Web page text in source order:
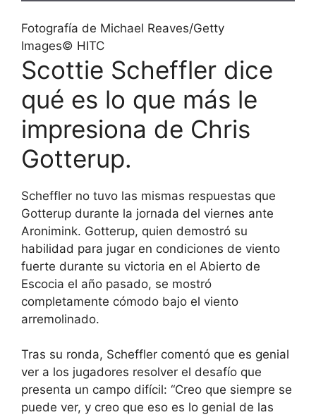
Fotografía de Michael Reaves/Getty
Images© HITC
Scottie Scheffler dice
qué es lo que más le
impresiona de Chris
Gotterup.
Scheffler no tuvo las mismas respuestas que
Gotterup durante la jornada del viernes ante
Aronimink. Gotterup, quien demostró su
habilidad para jugar en condiciones de viento
fuerte durante su victoria en el Abierto de
Escocia el año pasado, se mostró
completamente cómodo bajo el viento
arremolinado.
Tras su ronda, Scheffler comentó que es genial
ver a los jugadores resolver el desafío que
presenta un campo difícil: “Creo que siempre se
puede ver, y creo que eso es lo genial de las